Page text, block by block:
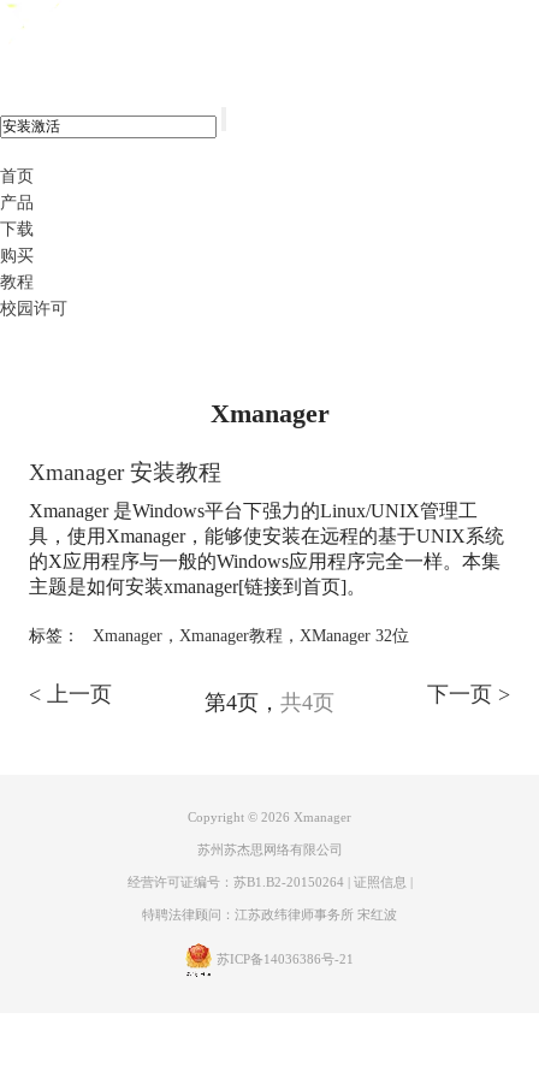
首页
产品
下载
购买
教程
校园许可
Xmanager
Xmanager安装教程
Xmanager是Windows平台下强力的Linux/UNIX管理工
具，使用 Xmanager，能够使安装在远程的基于UNIX系统
的X应用程序与一般的Windows应用程序完全一样。本集
主题是如何安装xmanager[链接到首页]。
标签： Xmanager， Xmanager教程 ， XManager 32位
< 上一页 第4页， 共4页 下一页 >
Copyright © 2026 Xmanager
苏州苏杰思网络有限公司
经营许可证编号：苏B1.B2-20150264| 证照信息
特聘法律顾问：江苏政纬律师事务所 宋红波
苏ICP备14036386号-21